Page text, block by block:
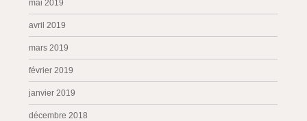
mai 2019
avril 2019
mars 2019
février 2019
janvier 2019
décembre 2018